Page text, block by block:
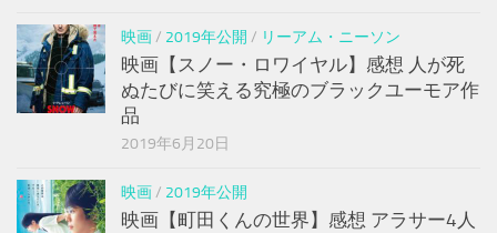
映画/ 2019年公開 / リーアム・ニーソン
映画【スノー・ロワイヤル】感想 人が死
ぬたびに笑える究極のブラックユーモア作
品
2019年6月20日
映画/ 2019年公開
映画【町田くんの世界】感想 アラサー4人